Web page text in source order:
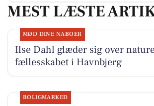
MEST LÆSTE
MØD DINE NABOER
Ilse Dahl glæder sig over
fællesskabet i Havnbjerg
BOLIGMARKED